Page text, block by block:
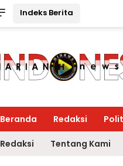
Indeks Berita
Beranda Redaksi
Redaksi Tentang Kami